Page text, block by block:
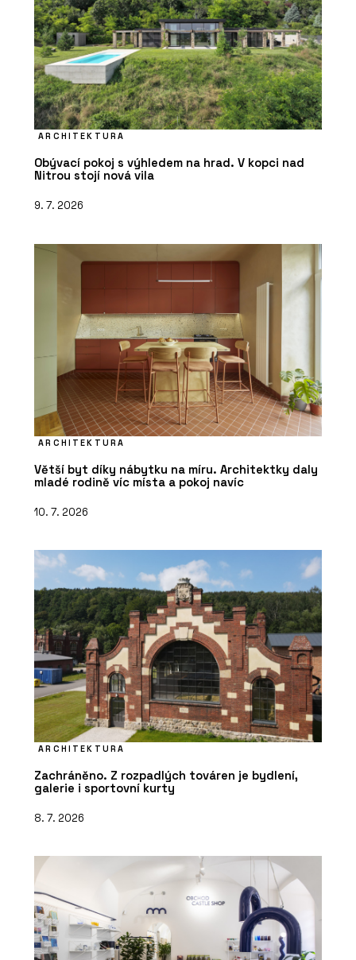
ARCHITEKTURA
Obývací pokoj s výhledem na hrad. V kopci nad
Nitrou stojí nová vila
9. 7. 2026
ARCHITEKTURA
Větší byt díky nábytku na míru. Architektky daly
mladé rodině víc místa a pokoj navíc
10. 7. 2026
ARCHITEKTURA
Zachráněno. Z rozpadlých továren je bydlení,
galerie i sportovní kurty
8. 7. 2026